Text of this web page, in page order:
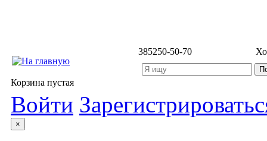
385250-50-70
Корзина пустая
Войти
×